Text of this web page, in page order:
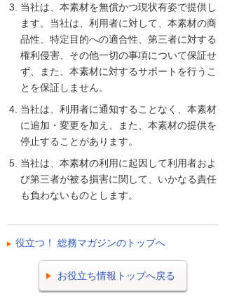
当社は、本素材を無償かつ現状有姿で提供し
ます。当社は、利用者に対して、本素材の商
品性、特定目的への適合性、第三者に対する
権利侵害、その他一切の事項について保証せ
ず、また、本素材に対するサポートを行うこ
とを保証しません。
当社は、利用者に通知することなく、本素材
に追加・変更を加え、また、本素材の提供を
停止することがあります。
当社は、本素材の利用に起因して利用者およ
び第三者が被る損害に関して、いかなる責任
も負わないものとします。
役立つ！ 総務マガジンのトップへ
お役立ち情報トップへ戻る